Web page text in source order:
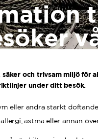
och trivsam miljö för
under ditt besök.
eller andra starkt
astma eller annan